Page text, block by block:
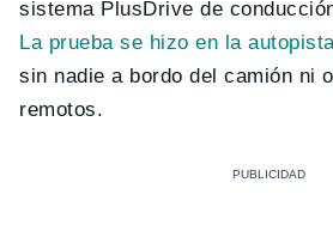
sistema PlusDrive de
La prueba se hizo en la
sin nadie a bordo del camión ni
remotos.